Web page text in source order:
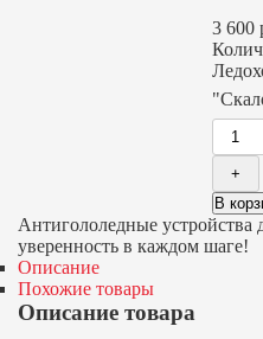
3 600
В
Антигололедные
уверенность в каждом шаге!
Описание
Похожие товары
Описание товара